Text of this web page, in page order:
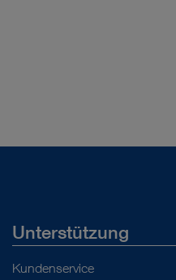
Unterstützung
Kundenservice